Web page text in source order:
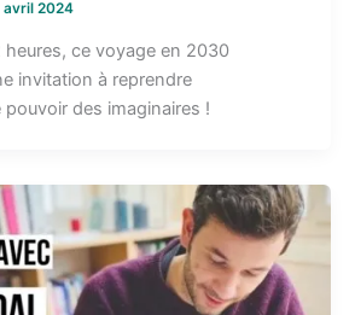
avril 2024
heures, ce voyage en 2030
invitation à reprendre
des imaginaires !